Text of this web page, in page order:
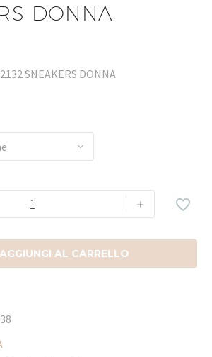
DONNA
SNEAKERS DONNA
+
AGGIUNGI AL CARRELLO
